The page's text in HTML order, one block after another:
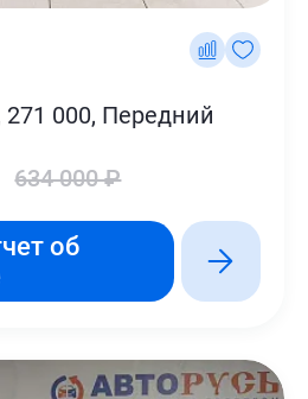
271 000, Передний
634 000 ₽
об